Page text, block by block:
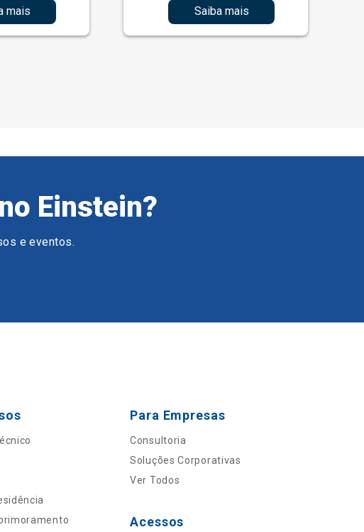
mais Saiba mais
Einstein?
e eventos.
Para Empresas
Consultoria
Soluções Corporativas
Ver Todos
Acessos